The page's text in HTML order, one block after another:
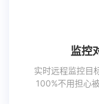
监控
实时远程监控目
100%不用担心